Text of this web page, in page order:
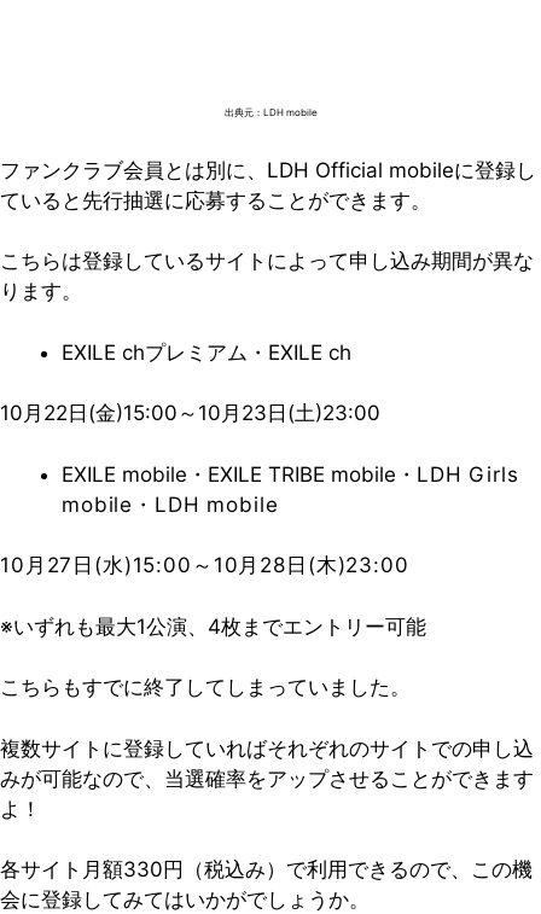
出典元：LDH mobile
ファンクラブ会員とは別に、LDH Official mobileに登録し
ていると先行抽選に応募することができます。
こちらは登録しているサイトによって申し込み期間が異な
ります。
EXILE chプレミアム・EXILE ch
10月22日(金)15:00～10月23日(土)23:00
EXILE mobile・EXILE TRIBE mobile・ LDH Girls
mobile・LDH mobile
10月27日(水)15:00～10月28日(木)23:00
※いずれも最大1公演、4枚までエントリー可能
こちらもすでに終了してしまっていました。
複数サイトに登録していればそれぞれのサイトでの申し込
みが可能なので、当選確率をアップさせることができます
よ！
各サイト月額330円（税込み）で利用できるので、この機
会に登録してみてはいかがでしょうか。